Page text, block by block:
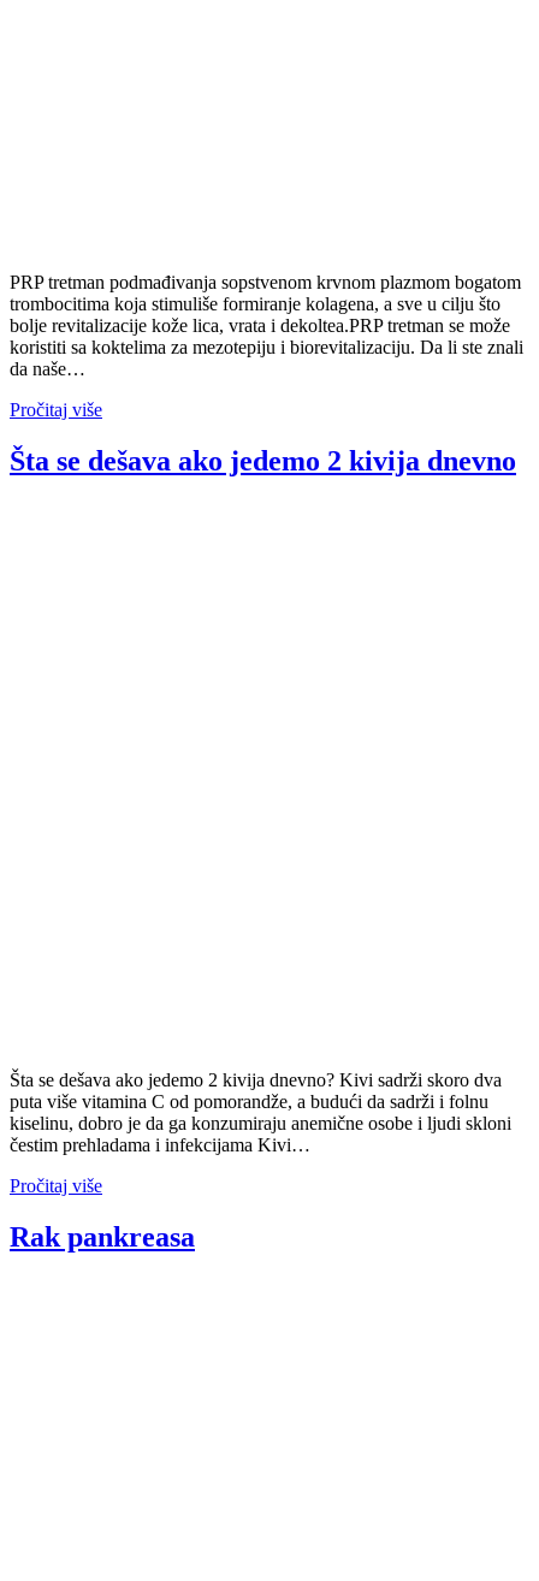
PRP tretman podmađivanja sopstvenom krvnom plazmom bogatom
trombocitima koja stimuliše formiranje kolagena, a sve u cilju što
bolje revitalizacije kože lica, vrata i dekoltea.PRP tretman se može
koristiti sa koktelima za mezotepiju i biorevitalizaciju. Da li ste znali
da naše…
Pročitaj više
Šta se dešava ako jedemo 2 kivija dnevno
Šta se dešava ako jedemo 2 kivija dnevno? Kivi sadrži skoro dva
puta više vitamina C od pomorandže, a budući da sadrži i folnu
kiselinu, dobro je da ga konzumiraju anemične osobe i ljudi skloni
čestim prehladama i infekcijama Kivi…
Pročitaj više
Rak pankreasa